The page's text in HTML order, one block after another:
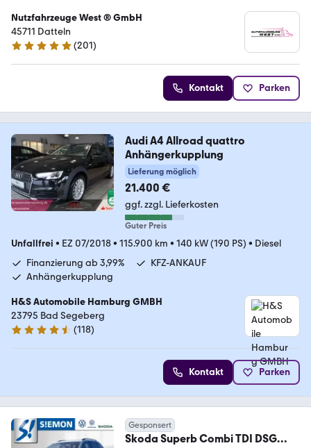
Nutzfahrzeuge West ® GmbH
45711 Datteln
4.9 Sterne
(201)
Kontakt Parken
Audi A4 Allroad quattro
Anhängerkupplung
Lieferung möglich
21.400 €
ggf. zzgl. Lieferkosten
Guter Preis
Unfallfrei • EZ 07/2018• 115.900 km • 140 kW (190 PS) • Diesel
Finanzierung ab 3,99%
KFZ-ANKAUF
Anhängerkupplung
H&S Automobile Hamburg GMBH
23795 Bad Segeberg
4.6 Sterne
(118)
Kontakt Parken
Gesponsert
Skoda Superb Combi TDI DSG